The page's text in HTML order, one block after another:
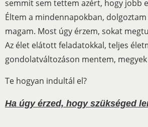
semmit sem tettem azért, hogy jobb
Éltem a mindennapokban,
magam. Most úgy érzem, sokat
Az élet elátott feladatokkal, teljes
gondolatváltozáson mentem,
Te hogyan indultál el?
Ha úgy érzed, hogy szükséged